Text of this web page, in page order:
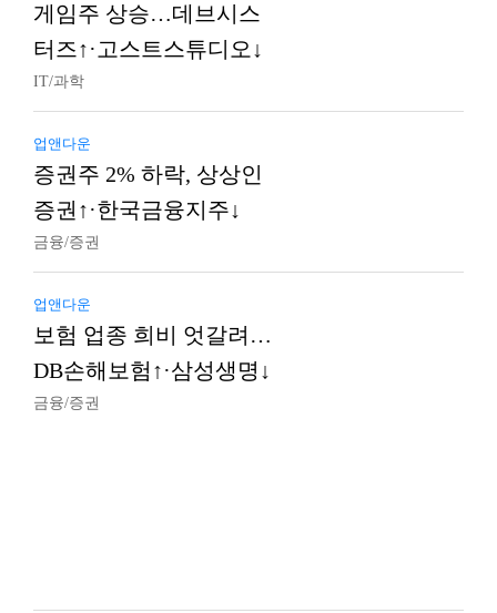
게임주 상승…데브시스
터즈↑·고스트스튜디오↓
IT/과학
업앤다운
증권주 2% 하락, 상상인
증권↑·한국금융지주↓
금융/증권
업앤다운
보험 업종 희비 엇갈려…
DB손해보험↑·삼성생명↓
금융/증권